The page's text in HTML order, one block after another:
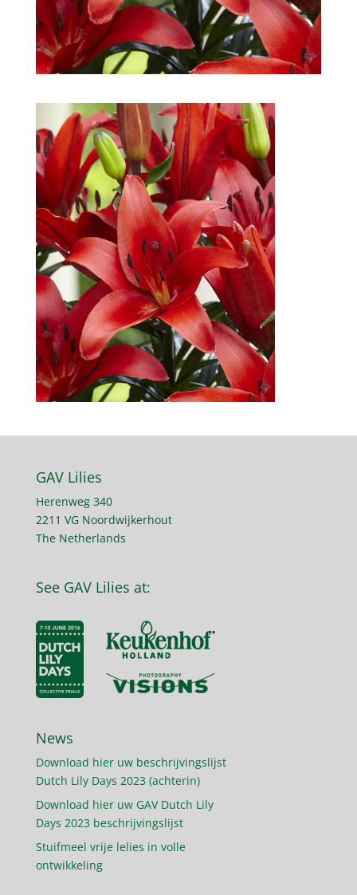
GAV Lilies
Herenweg 340
2211 VG Noordwijkerhout
The Netherlands
See GAV Lilies at:
News
Download hier uw beschrijvingslijst
Dutch Lily Days 2023 (achterin)
Download hier uw GAV Dutch Lily
Days 2023 beschrijvingslijst
Stuifmeel vrije lelies in volle
ontwikkeling